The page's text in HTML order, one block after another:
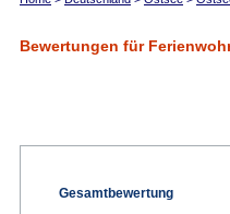
Bewertungen für
Gesamtbewertung